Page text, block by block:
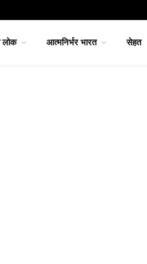
लोक आत्मनिर्भर भारत सेहत